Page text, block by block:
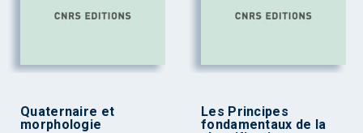
Quaternaire et
morphologie
Les Principes
fondamentaux de la